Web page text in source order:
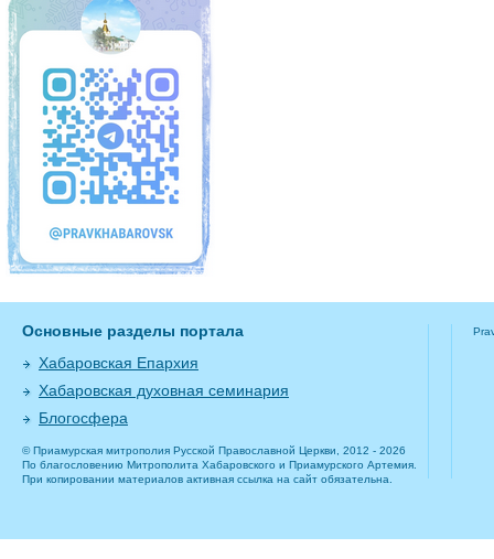
Основные разделы портала
Хабаровская Епархия
Хабаровская духовная семинария
Блогосфера
© Приамурская митрополия Русской Православной Церкви, 2012 - 2026
По благословению Митрополита Хабаровского и Приамурского Артемия.
При копировании материалов активная ссылка на сайт обязательна.